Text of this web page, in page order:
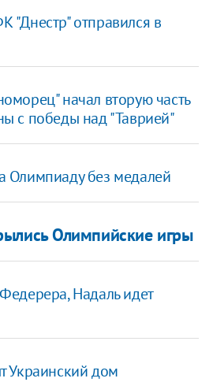
"Днестр" отправился в
начал вторую часть
с победы над "Таврией"
Олимпиаду без медалей
Олимпийские игры
Надаль идет
Украинский дом